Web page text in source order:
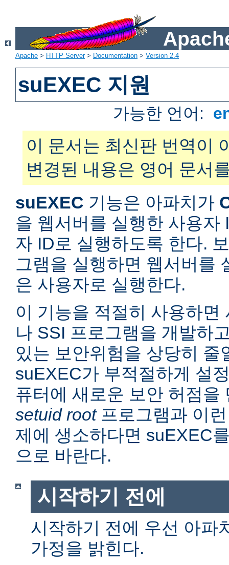
Apache > HTTP Server> Documentation > Version 2.4
suEXEC 지원
가능한 언어:
이 문서는 최신판 번역이
변경된 내용은 영어 문서
suEXEC 기능은 아파치가
을 웹서버를 실행한 사용자
자 ID로 실행하도록 한다.
그램을 실행하면 웹서버를
은 사용자로 실행한다.
이 기능을 적절히 사용하면
나 SSI 프로그램을 개발하
있는 보안위험을 상당히 줄
suEXEC가 부적절하게 설
퓨터에 새로운 보안 허점을
setuid root프로그램과 이
제에 생소하다면 suEXEC
으로 바란다.
시작하기 전에
시작하기 전에 우선 아파
가정을 밝힌다.